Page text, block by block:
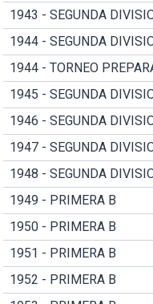
1943 - SEGUNDA
1944 - SEGUNDA
1944 - TORNEO
1945 - SEGUNDA
1946 - SEGUNDA
1947 - SEGUNDA
1948 - SEGUNDA
1949 - PRIMERA B
1950 - PRIMERA B
1951 - PRIMERA B
1952 - PRIMERA B